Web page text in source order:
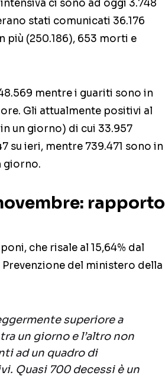
ci sono ad oggi 3.748
stati comunicati 36.176
più (250.186), 653 morti e
mentre i guariti sono in
Gli attualmente positivi al
un giorno) di cui 33.957
su ieri, mentre 739.471 sono in
giorno.
rapporto
che risale al 15,64% dal
del ministero della
superiore a
un giorno e l’altro non
ad un quadro di
Quasi 700 decessi è un